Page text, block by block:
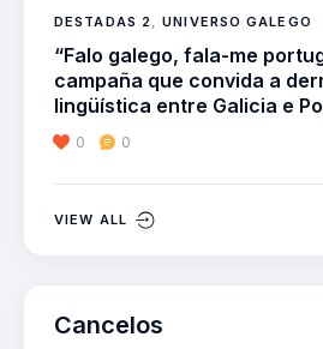
DESTADAS 2 ,UNIVERSO GALEGO
“Falo galego, fala-me
campaña que convida a
lingüística entre Galicia e
0 0
VIEW ALL
Cancelos